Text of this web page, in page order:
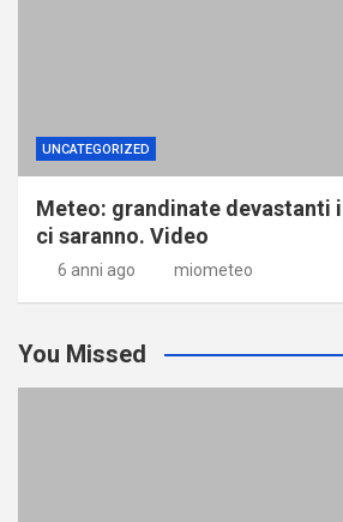
UNCATEGORIZED
Meteo: grandinate devastanti
ci saranno. Video
6 anni ago miometeo
You Missed